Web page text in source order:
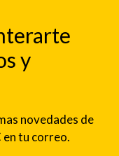
y
novedades de
en tu correo.